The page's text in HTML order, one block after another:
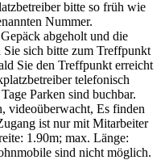
bitte so früh wie
Nummer.
abgeholt und die
Sie sich bitte zum Treffpunkt
Sie den Treffpunkt erreicht
telefonisch
Parken sind buchbar.
videoüberwacht, Es finden
ist nur mit Mitarbeiter
1.90m; max. Länge:
sind nicht möglich.